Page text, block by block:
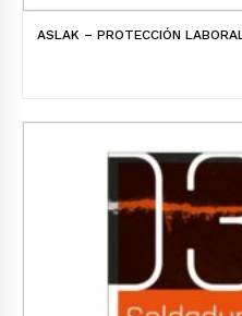
ASLAK – PROTECCIÓN LABORAL